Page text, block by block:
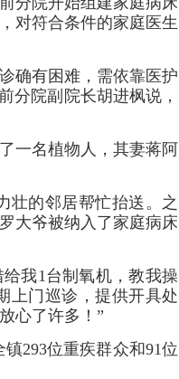
对符合条件的家庭医生
确有困难，需依靠医护
分院副院长胡进枫说，
一名植物人，其妻蒋阿
的邻居帮忙抬送。之
大爷被纳入了家庭病床
我1台制氧机，教我操
上门巡诊，提供开具处
心了许多！”
293位重疾群众和91位